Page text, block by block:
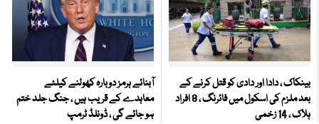
بینکاک ، دادا اور دادی کو قتل کرنے کے
بعد ملزم کی اسکول میں فائرنگ ، 8 افراد
ہلاک ، 14 زخمی
آبنائے ہرمز دوبارہ کھولنے کیلئے
معاہدے کے قریب ہیں ، جنگ جلد ختم
ہو جائے گی ، ڈونلڈ ٹرمپ